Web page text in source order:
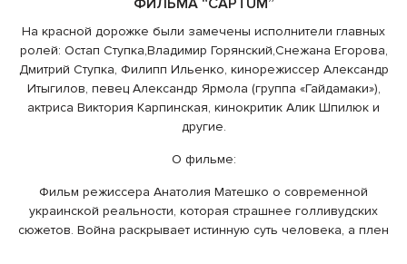
ФИЛЬМА “CAPTUM”
На красной дорожке были замечены исполнители главных
ролей: Остап Ступка,Владимир Горянский,Снежана Егорова,
Дмитрий Ступка, Филипп Ильенко, кинорежиссер Александр
Итыгилов, певец Александр Ярмола (группа «Гайдамаки»),
актриса Виктория Карпинская, кинокритик Алик Шпилюк и
другие.
О фильме:
Фильм режиссера Анатолия Матешко о современной
украинской реальности, которая страшнее голливудских
сюжетов. Война раскрывает истинную суть человека, а плен